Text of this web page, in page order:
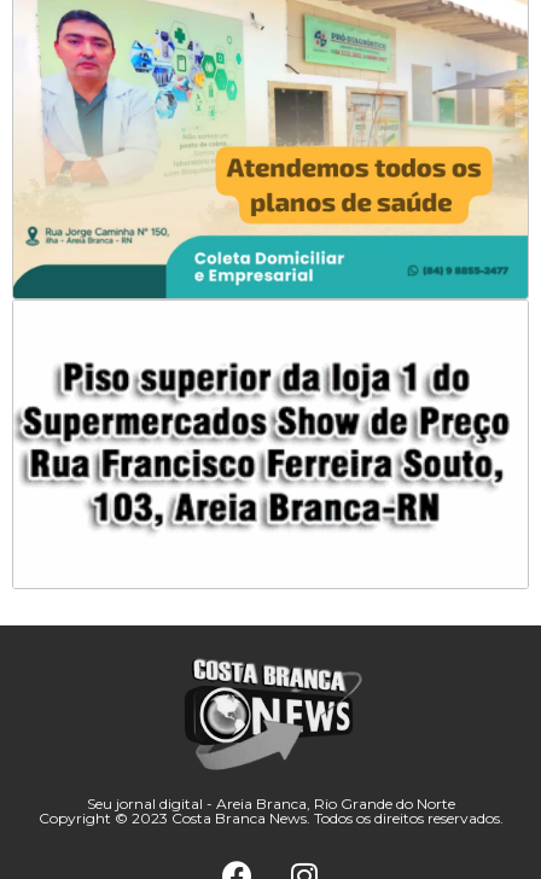
Seu jornal digital - Areia Branca, Rio Grande do Norte
Copyright © 2023 Costa Branca News. Todos os direitos reservados.